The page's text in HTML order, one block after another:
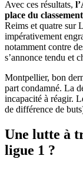
Avec ces résultats,
place du classement
Reims et quatre sur
impérativement
notamment contre
s’annonce tendu et
Montpellier, bon
part condamné. La
incapacité à réagir.
de différence de
Une lutte à
ligue 1 ?